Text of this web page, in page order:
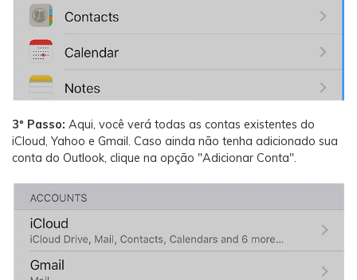
3º Passo: Aqui, você verá todas as contas existentes do
iCloud, Yahoo e Gmail. Caso ainda não tenha adicionado sua
conta do Outlook, clique na opção "Adicionar Conta".